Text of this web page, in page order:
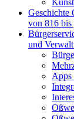
Geschichte
von 816 bis
und
Apps